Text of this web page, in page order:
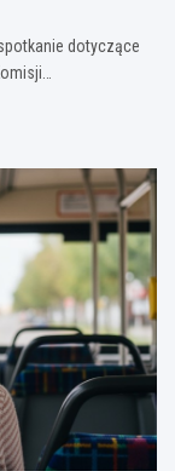
dotyczące